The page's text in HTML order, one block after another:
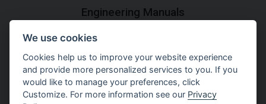
Engineering Manuals
Step by steps guides on how
to solve a specific tasks.
We use cookies
Cookies help us to improve your website experience
and provide more personalized services to you. If you
would like to manage your preferences, click
Customize. For more information see our Privacy